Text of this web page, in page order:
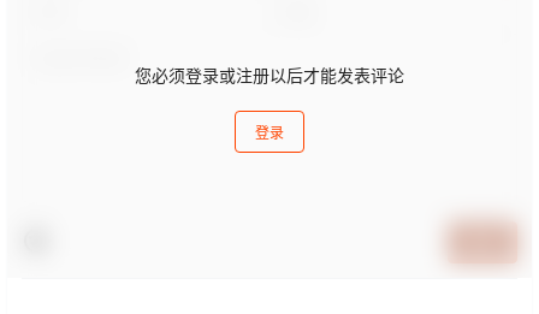
您必须登录或注册以后才能发表评论
登录